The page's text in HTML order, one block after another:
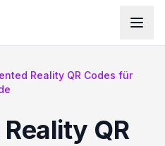
Reality QR Codes für
QR